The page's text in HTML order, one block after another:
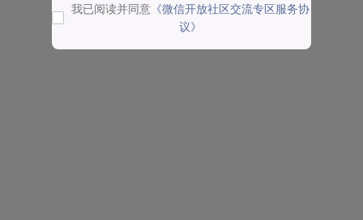
我已阅读并同意 《微信开放社区交流专区服务协
议》